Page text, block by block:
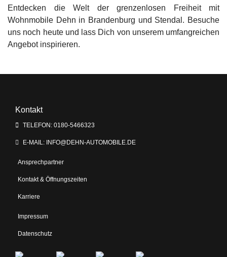
Entdecken die Welt der grenzenlosen Freiheit mit
Wohnmobile Dehn in Brandenburg und Stendal. Besuche
uns noch heute und lass Dich von unserem umfangreichen
Angebot inspirieren.
Kontakt
TELEFON: 0180-5466323
E-MAIL: INFO@DEHN-AUTOMOBILE.DE
Ansprechpartner
Kontakt & Öffnungszeiten
Karriere
Impressum
Datenschutz